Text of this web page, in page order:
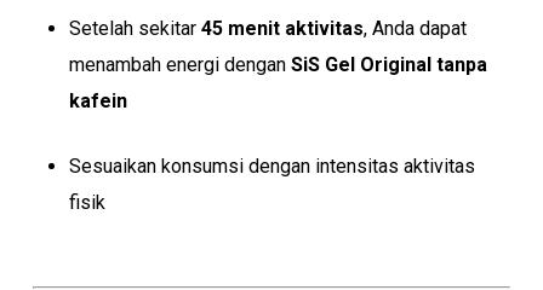
Setelah sekitar 45 menit aktivitas, Anda dapat
menambah energi dengan SiS Gel Original tanpa
kafein
Sesuaikan konsumsi dengan intensitas aktivitas
fisik